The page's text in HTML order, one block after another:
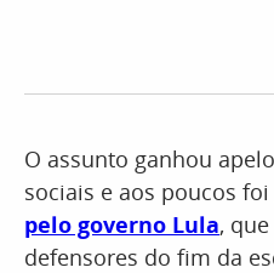
O assunto ganhou
sociais e aos poucos foi
pelo governo Lula,
defensores do fim da